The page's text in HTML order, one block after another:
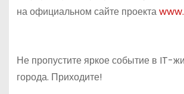
на официальном сайте проекта
Не пропустите яркое событие в IT-
города. Приходите!